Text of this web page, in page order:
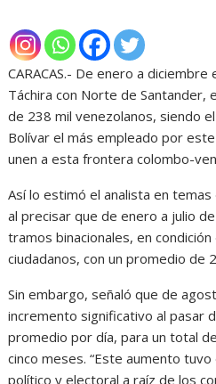
CARACAS.- De enero a
Táchira con Norte de Santander,
de 238 mil venezolanos, siendo
Bolívar el más empleado por
unen a esta frontera colombo-
Así lo estimó el analista en
al precisar que de enero a julio
tramos binacionales, en
ciudadanos, con un promedio de
Sin embargo, señaló que de
incremento significativo al pasar
promedio por día, para un total
cinco meses. “Este aumento
político y electoral a raíz de los